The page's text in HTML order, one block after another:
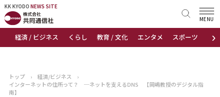
KK KYODO NEWS SITE
›
経済 / ビジネス くらし 教育 / 文化 エンタメ スポーツ 地域
MENU
KK KYODONEWS SITE
トップページ
ニュース
トップ › 経済/ビジネス
›
インターネットの住所って？ ─ネットを支えるDNS 【岡嶋教授のデジタル指
南】